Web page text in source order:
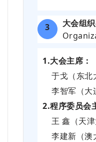
3
大会组
1.大会主席：
于戈（东北
李智军（大
2.程序委员会
王 鑫（天津
李建新（澳